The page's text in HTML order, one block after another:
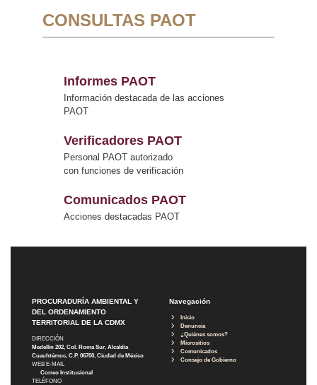
CONSULTAS PAOT
Informes PAOT
Información destacada de las acciones
PAOT
Verificadores PAOT
Personal PAOT autorizado
con funciones de verificación
Comunicados PAOT
Acciones destacadas PAOT
PROCURADURÍA AMBIENTAL Y
DEL ORDENAMIENTO
TERRITORIAL DE LA CDMX
DIRECCIÓN
Medellín 202, Col. Roma Sur, Alcaldía
Cuauhtémoc, C.P. 06700, Ciudad de México
WEB E-MAIL
Correo Institucional
TELÉFONO
Navegación
Inicio
Denuncia
¿Quiénes somos?
Micrositios
Comunicados
Consejo de Gobierno